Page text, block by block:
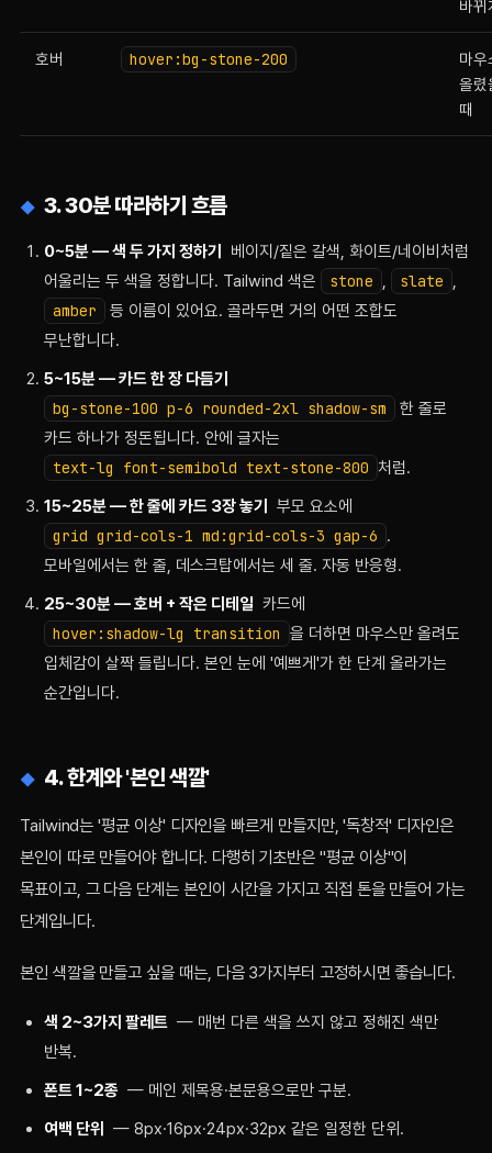
바뀌
호버 hover:bg-stone-200
마우
올렸
때
3. 30분 따라하기 흐름
0~5분 — 색 두 가지 정하기
베이지/짙은 갈색, 화이트/네이비처럼
어울리는 두 색을 정합니다. Tailwind 색은
stone , slate ,
amber
등 이름이 있어요. 골라두면 거의 어떤 조합도
무난합니다.
5~15분 — 카드 한 장 다듬기
bg-stone-100 p-6 rounded-2xl shadow-sm
한 줄로
카드 하나가 정돈됩니다. 안에 글자는
text-lg font-semibold text-stone-800 처럼.
15~25분 — 한 줄에 카드 3장 놓기
부모 요소에
grid grid-cols-1 md:grid-cols-3 gap-6 .
모바일에서는 한 줄, 데스크탑에서는 세 줄. 자동 반응형.
25~30분 — 호버 + 작은 디테일 카드에
hover:shadow-lg transition 을 더하면 마우스만 올려도
입체감이 살짝 들립니다. 본인 눈에 '예쁘게'가 한 단계 올라가는
순간입니다.
4. 한계와 '본인 색깔'
Tailwind는 '평균 이상' 디자인을 빠르게 만들지만, '독창적' 디자인은
본인이 따로 만들어야 합니다. 다행히 기초반은 "평균 이상"이
목표이고, 그 다음 단계는 본인이 시간을 가지고 직접 톤을 만들어 가는
단계입니다.
본인 색깔을 만들고 싶을 때는, 다음 3가지부터 고정하시면 좋습니다.
색 2~3가지 팔레트 — 매번 다른 색을 쓰지 않고 정해진 색만
반복.
폰트 1~2종 — 메인 제목용·본문용으로만 구분.
여백 단위
— 8px·16px·24px·32px 같은 일정한 단위.